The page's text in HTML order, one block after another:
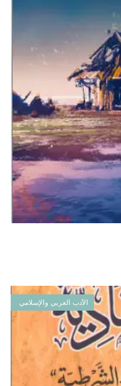
الأدب العربي والإسلامي